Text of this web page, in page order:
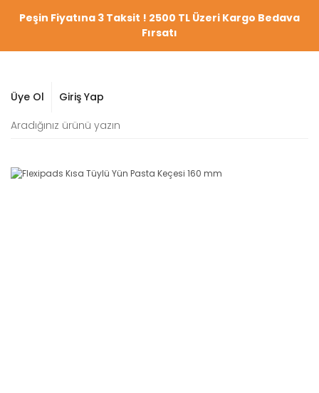
Peşin Fiyatına 3 Taksit ! 2500 TL Üzeri Kargo Bedava
Fırsatı
Üye Ol Giriş Yap